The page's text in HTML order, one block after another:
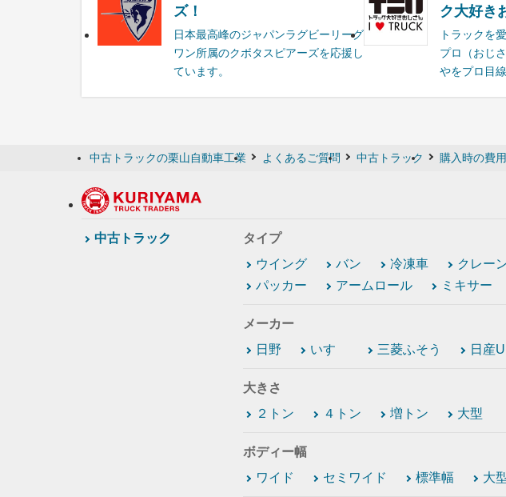
ズ！
日本最高峰のジャパンラグビーリーグ
ワン所属のクボタスピアーズを応援し
ています。
ク大好き
トラックを
プロ（おじ
やをプロ目
中古トラックの栗山自動車工業 よくあるご質問 中古トラック 購入時の費
中古トラック
タイプ
ウイング
バン 冷凍車 クレー
パッカー
アームロール ミキサー
メーカー
日野
いすゞ 三菱ふそう 日産
大きさ
２トン
４トン 増トン 大型
ボディー幅
ワイド
セミワイド 標準幅 大